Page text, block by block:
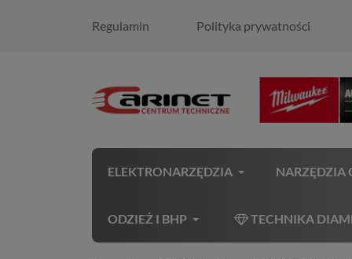
Regulamin Polityka prywatności
ELEKTRONARZĘDZIA NARZĘDZIA
ODZIEŻ I BHP TECHNIKA